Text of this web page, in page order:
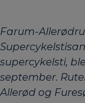
Farum-
supercykelsti,
september.
Allerød og